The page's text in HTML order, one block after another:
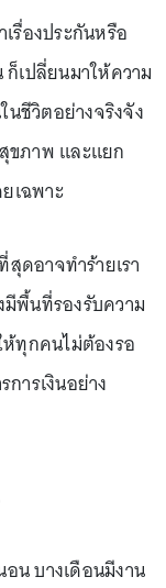
รื่องประกันหรือ
ก็เปลี่ยนมาให้ความ
ชีวิตอย่างจริงจัง
ขภาพ และแยก
เฉพาะ
สุดอาจทำร้ายเรา
พื้นที่รองรับความ
ห้ทุกคนไม่ต้องรอ
ารเงินอย่าง
น บางเดือนมีงาน